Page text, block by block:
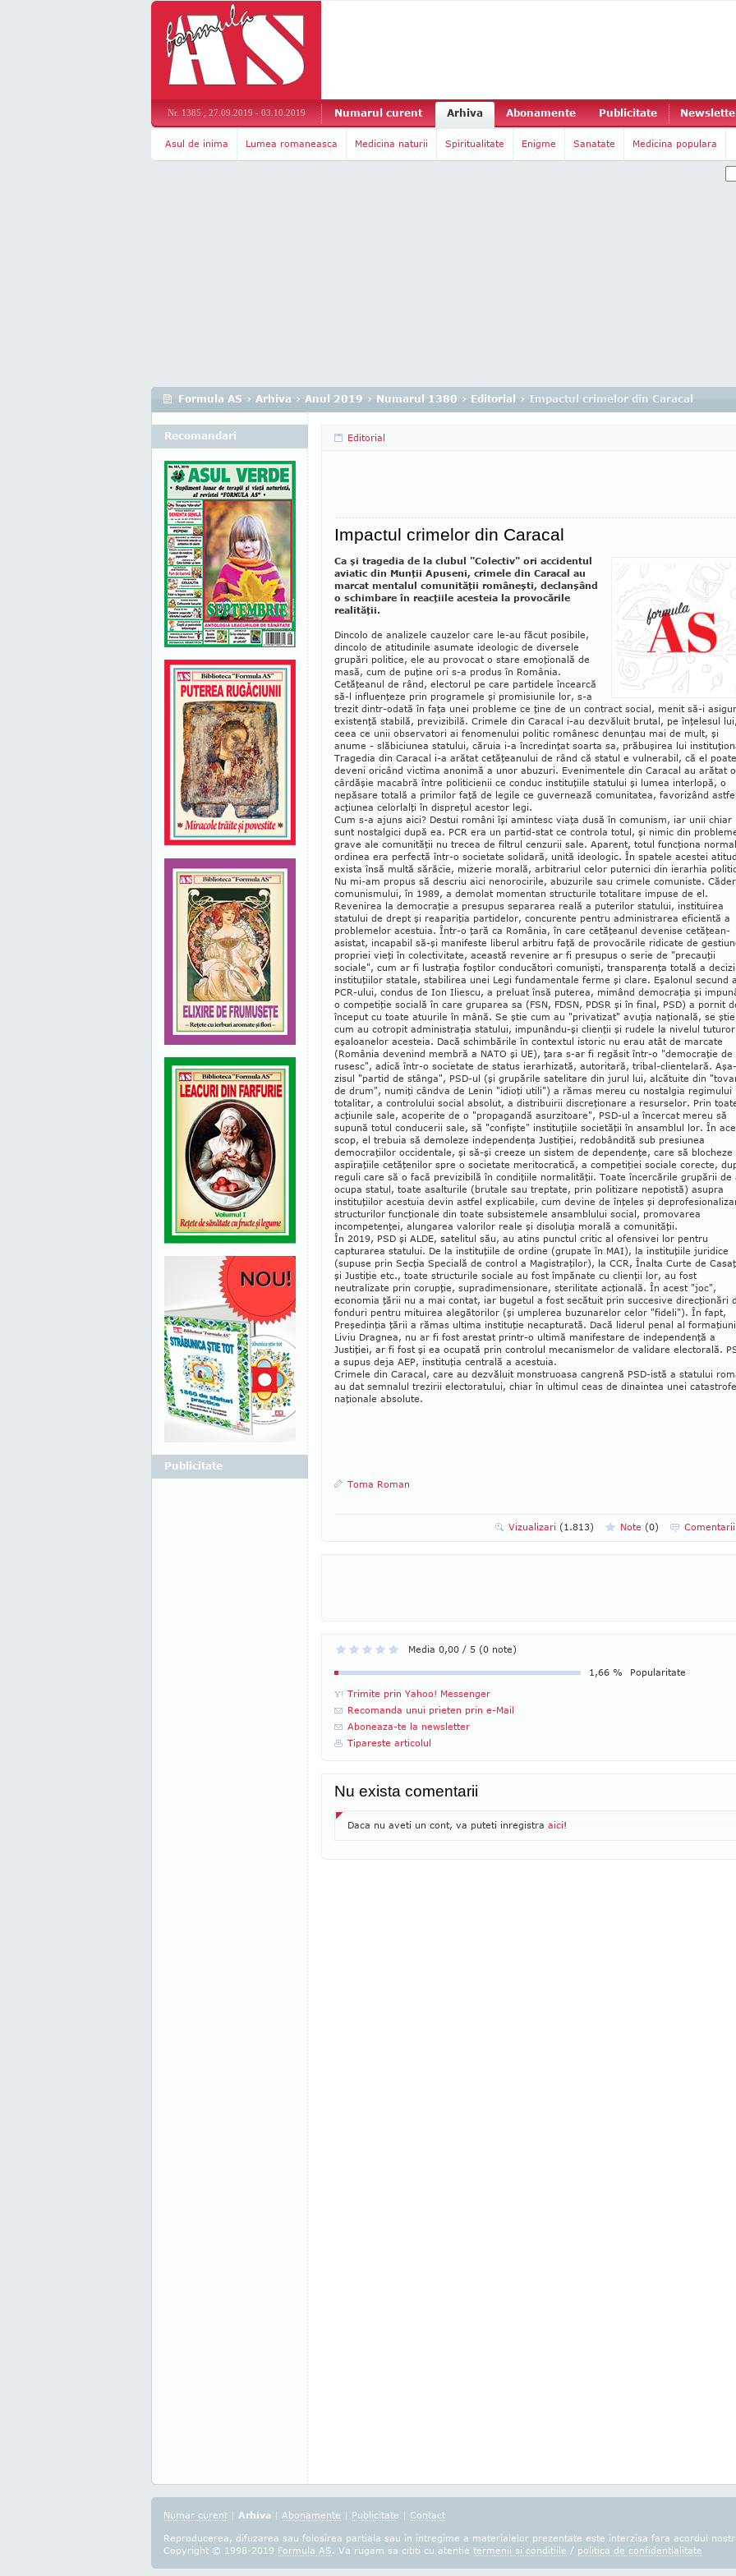
Nr. 1385 , 27.09.2019 - 03.10.2019 Numarul curent Arhiva Abonamente Publicitate
Asul de inima Lumea romaneasca Medicina naturii Spiritualitate Enigme Sanatate Medicina populara
Formula AS › Arhiva › Anul 2019 › Numarul 1380 › Editorial › Impactul crimelor din Caracal
Editorial
Impactul crimelor din Caracal
Ca şi tragedia de la clubul "Colectiv" ori accidentul
aviatic din Munţii Apuseni, crimele din Caracal au
mar­cat mentalul comunităţii româneşti, declanşând
o schim­bare în reacţiile acesteia la provocările
realităţii.
Dincolo de analizele cauzelor care le-au făcut posibile,
dincolo de atitudinile asumate ideologic de diversele
grupări politice, ele au provocat o stare emoţională de
masă, cum de puţine ori s-a produs în România.
Cetăţeanul de rând, electorul pe care partidele încearcă
să-l influenţeze prin programele şi promisiunile lor, s-a
trezit dintr-odată în faţa unei probleme ce ţine de un contract social, menit să-i
existenţă stabilă, previzibilă. Crimele din Caracal i-au dezvăluit brutal, pe înţelesul lui,
ceea ce unii observatori ai fenomenului politic românesc denunţau mai de mult, şi
anume - slăbiciunea statului, căruia i-a în­credinţat soarta sa, prăbuşirea lui
Tra­gedia din Caracal i-a arătat cetăţeanului de rând că statul e vulnerabil, că el poate
deveni oricând victima anonimă a unor abuzuri. Evenimentele din Caracal au arătat o
cârdăşie macabră între politicienii ce conduc instituţiile statului şi lumea interlopă, o
nepăsare totală a primilor faţă de legile ce guvernează comunitatea, favorizând astfel
acţiunea celorlalţi în dispreţul acestor legi.
Cum s-a ajuns aici? Destui români îşi amintesc viaţa dusă în comunism, iar unii chiar
sunt nostalgici după ea. PCR era un partid-stat ce controla totul, şi nimic din
grave ale comunităţii nu trecea de filtrul cenzurii sale. Aparent, totul funcţiona
ordinea era perfectă într-o societate solidară, unită ideologic. În spatele acestei
exista însă multă sărăcie, mizerie morală, arbitrariul celor puternici din ierarhia
Nu mi-am propus să descriu aici nenorocirile, abuzurile sau crimele comuniste.
comunismului, în 1989, a demolat momentan structurile totalitare impuse de el.
Revenirea la democraţie a presupus separarea reală a puterilor statului, instituirea
statului de drept şi reapariţia partidelor, concurente pentru administrarea eficientă a
problemelor acestuia. Într-o ţară ca România, în care cetăţeanul devenise cetăţean-
asistat, incapabil să-şi ma­ni­feste liberul arbitru faţă de provocările ridicate de
propriei vieţi în colectivitate, această revenire ar fi presupus o serie de "precauţii
sociale", cum ar fi lus­traţia foştilor conducători comunişti, transparenţa totală a
instituţiilor statale, stabilirea unei Legi funda­mentale ferme şi clare. Eşalonul secund
PCR-ului, condus de Ion Iliescu, a preluat însă puterea, mimând de­mo­craţia şi
o competiţie socială în care gru­parea sa (FSN, FDSN, PDSR şi în final, PSD) a pornit
început cu toate atuurile în mână. Se ştie cum au "privatizat" avuţia naţională, se ştie
cum au cotropit ad­ministraţia statului, impunându-şi clienţii şi rudele la nivelul tuturor
eşaloanelor acesteia. Dacă schimbările în contextul istoric nu erau atât de marcate
(România de­venind membră a NATO şi UE), ţara s-ar fi regăsit într-o "democraţie de
rusesc", adică într-o societate de sta­tus ierarhizată, autoritară, tribal-clientelară. Aşa-
zisul "par­tid de stânga", PSD-ul (şi grupările satelitare din ju­rul lui, alcătuite din
de drum", numiţi cândva de Lenin "idioţi utili") a rămas mereu cu nostalgia re­gi­mului
totalitar, a controlului social absolut, a distribuirii dis­creţionare a resurselor. Prin
acţiunile sale, aco­perite de o "propagandă asurzitoare", PSD-ul a încercat me­reu să
supună totul conducerii sale, să "confişte" ins­ti­tuţiile societăţii în ansamblul lor. În
scop, el tre­buia să demoleze independenţa Justiţiei, redobândită sub presiunea
democraţiilor occidentale, şi să-şi creeze un sis­tem de dependenţe, care să blocheze
aspiraţiile cetăţe­nilor spre o societate meritocratică, a competiţiei sociale corecte,
reguli care să o facă previzibilă în condiţiile normalităţii. Toate încercările grupării de
ocupa statul, toate asalturile (brutale sau treptate, prin politizare ne­po­tistă) asupra
instituţiilor acestuia devin astfel explicabile, cum devine de înţeles şi
structurilor funcţionale din toate subsistemele ansamblului social, promovarea
incompetenţei, alungarea valorilor reale şi disoluţia morală a comunităţii.
În 2019, PSD şi ALDE, satelitul său, au atins punctul critic al ofensivei lor pentru
capturarea statului. De la instituţiile de ordine (grupate în MAI), la instituţiile juri­dice
(supuse prin Secţia Specială de control a Magis­traţilor), la CCR, Înalta Curte de
şi Justiţie etc., toate structurile sociale au fost împănate cu clienţii lor, au fost
neutralizate prin corupţie, supradimensionare, sterilitate acţională. În acest "joc",
economia ţării nu a mai contat, iar bugetul a fost secătuit prin succesive direcţionări
fonduri pentru mituirea alegătorilor (şi umplerea buzunarelor celor "fideli"). În fapt,
Preşedinţia ţării a rămas ultima instituţie necapturată. Dacă liderul penal al
Liviu Dragnea, nu ar fi fost arestat printr-o ultimă manifestare de independenţă a
Justiţiei, ar fi fost şi ea ocupată prin controlul mecanismelor de va­lidare electorală.
a supus deja AEP, instituţia centrală a acestuia.
Crimele din Caracal, care au dezvăluit monstruoasa cangrenă PSD-istă a statului
au dat semnalul tre­zirii electoratului, chiar în ultimul ceas de dinaintea unei catastrofe
naţionale absolute.
Toma Roman
Vizualizari (1.813) Note (0) Comentarii
Media 0,00 / 5 (0 note)
Popularitate
1,66 %
Trimite prin Yahoo! Messenger
Recomanda unui prieten prin e-Mail
Aboneaza-te la newsletter
Tipareste articolul
Nu exista comentarii
Daca nu aveti un cont, va puteti inregistra aici!
Recomandari
Publicitate
Numar curent | Arhiva | Abonamente | Publicitate | Contact
Reproducerea, difuzarea sau folosirea partiala sau in intregime a materialelor prezentate este interzisa fara acordul
Copyright © 1998-2019 Formula AS. Va rugam sa cititi cu atentie termenii si conditiile / politica de confidentialitate